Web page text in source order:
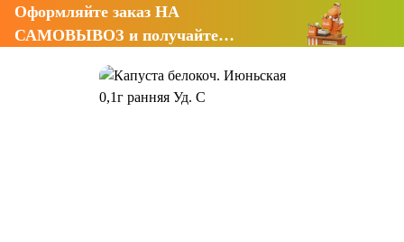
Оформляйте заказ НА
САМОВЫВОЗ и получайте